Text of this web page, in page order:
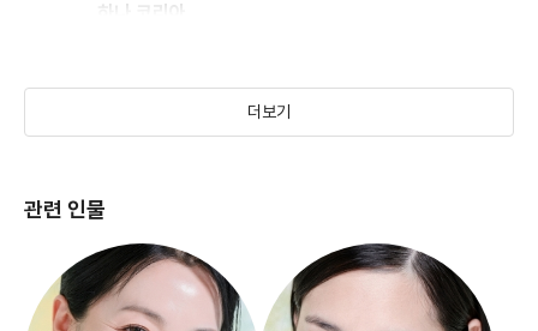
하나 코리아
더보기
관련 인물